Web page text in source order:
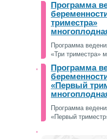
Программа
триместра»
Программа
«Три триместра»
Программа
«Первый
Программа
«Первый